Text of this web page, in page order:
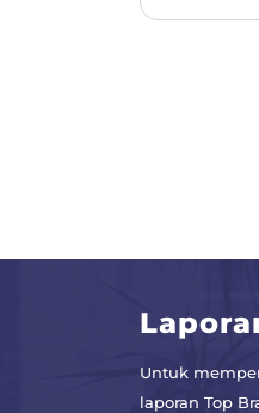
Untuk
laporan Top